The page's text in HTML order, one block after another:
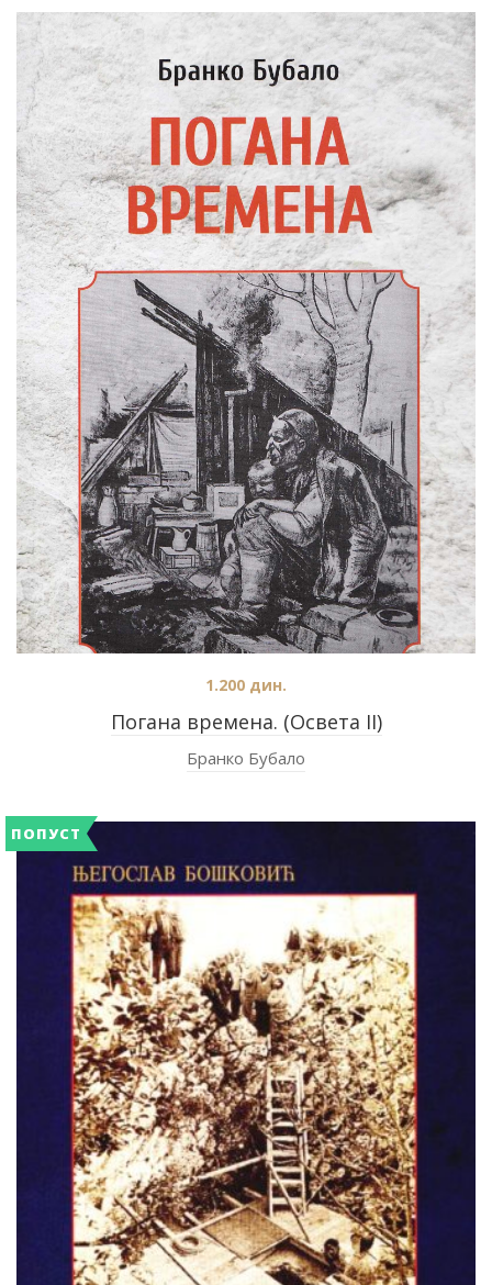
Погана времена. (Освета II)
1.200 дин.
Бранко Бубало
ПОПУСТ